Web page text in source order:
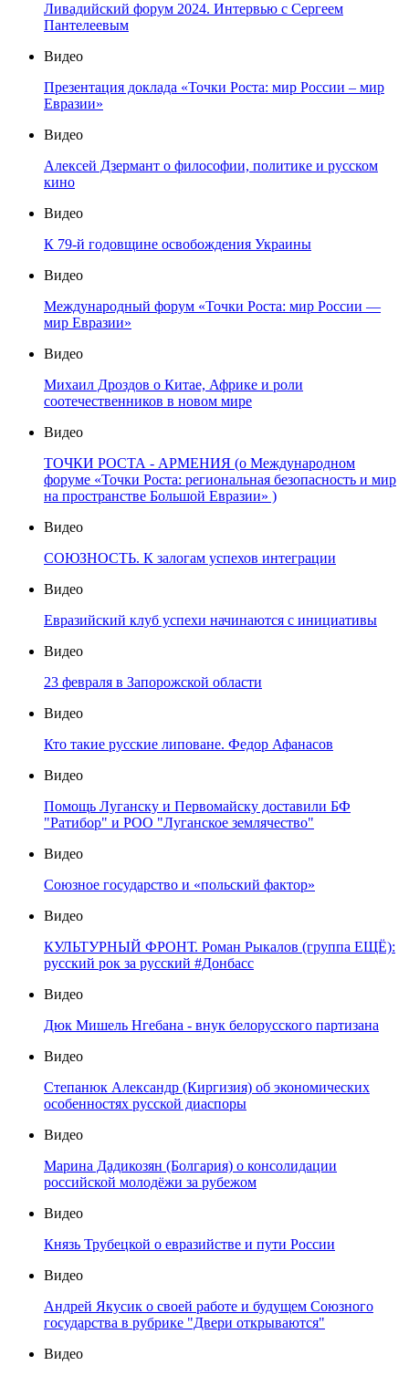
Ливадийский форум 2024. Интервью с Сергеем
Пантелеевым
Видео
Презентация доклада «Точки Роста: мир России – мир
Евразии»
Видео
Алексей Дзермант о философии, политике и русском
кино
Видео
К 79-й годовщине освобождения Украины
Видео
Международный форум «Точки Роста: мир России —
мир Евразии»
Видео
Михаил Дроздов о Китае, Африке и роли
соотечественников в новом мире
Видео
ТОЧКИ РОСТА - АРМЕНИЯ (о Международном
форуме «Точки Роста: региональная безопасность и мир
на пространстве Большой Евразии» )
Видео
СОЮЗНОСТЬ. К залогам успехов интеграции
Видео
Евразийский клуб успехи начинаются с инициативы
Видео
23 февраля в Запорожской области
Видео
Кто такие русские липоване. Федор Афанасов
Видео
Помощь Луганску и Первомайску доставили БФ
"Ратибор" и РОО "Луганское землячество"
Видео
Союзное государство и «польский фактор»
Видео
КУЛЬТУРНЫЙ ФРОНТ. Роман Рыкалов (группа ЕЩЁ):
русский рок за русский #Донбасс
Видео
Дюк Мишель Нгебана - внук белорусского партизана
Видео
Степанюк Александр (Киргизия) об экономических
особенностях русской диаспоры
Видео
Марина Дадикозян (Болгария) о консолидации
российской молодёжи за рубежом
Видео
Князь Трубецкой о евразийстве и пути России
Видео
Андрей Якусик о своей работе и будущем Союзного
государства в рубрике "Двери открываются"
Видео